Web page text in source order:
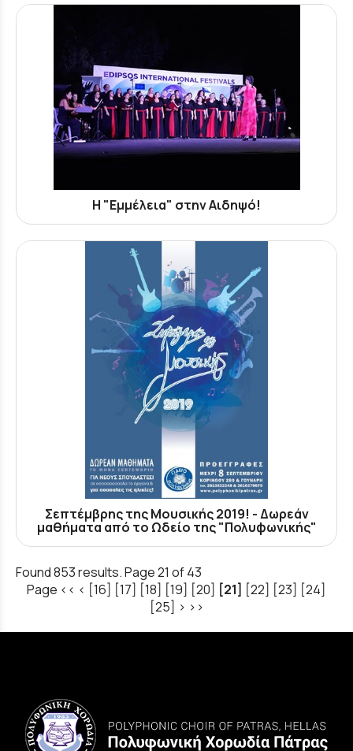
Η "Εμμέλεια" στην Αιδηψό!
Σεπτέμβρης της Μουσικής 2019! - Δωρεάν
μαθήματα από το Ωδείο της "Πολυφωνικής"
Found 853 results. Page 21 of 43
Page << < [16] [17] [18] [19] [20] [21] [22] [23] [24]
[25] > >>